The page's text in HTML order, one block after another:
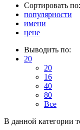
Сортировать по:
популярности
имени
цене
Выводить по:
20
20
16
40
80
Все
В данной категории